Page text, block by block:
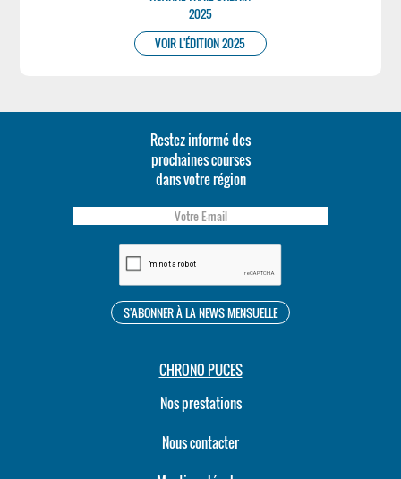
2025
VOIR L'ÉDITION 2025
Restez informé des
prochaines courses
dans votre région
CHRONO PUCES
Nos prestations
Nous contacter